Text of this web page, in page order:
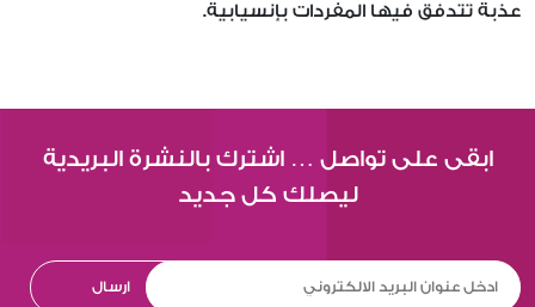
عذبة تتدفق فيها المفردات بإنسيابية.
ابقى على تواصل … اشترك بالنشرة البريدية
ليصلك كل جديد